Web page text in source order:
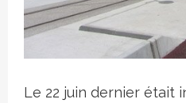
Crédit photo
Le 22 juin dernier était